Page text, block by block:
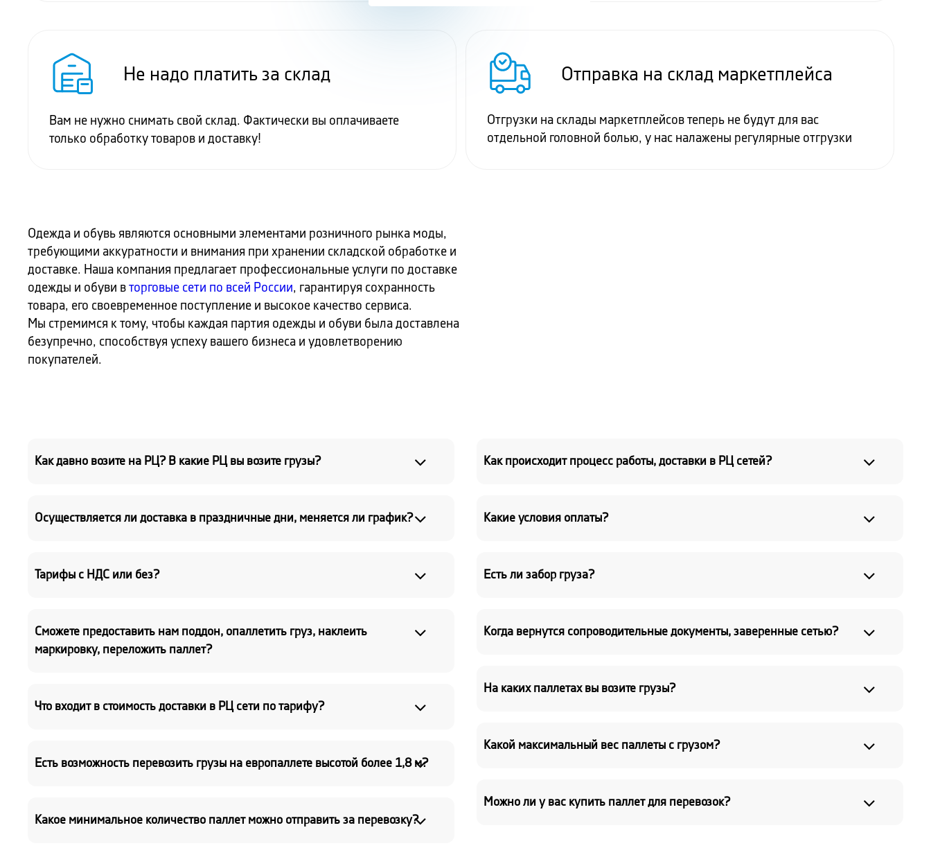
Не надо платить за склад
Вам не нужно снимать свой склад. Фактически вы оплачиваете
только обработку товаров и доставку!
Отправка на склад маркетплейса
Отгрузки на склады маркетплейсов теперь не будут для вас
отдельной головной болью, у нас налажены регулярные отгрузки
Одежда и обувь являются основными элементами розничного рынка моды,
требующими аккуратности и внимания при хранении складской обработке и
доставке. Наша компания предлагает профессиональные услуги по доставке
одежды и обуви в торговые сети по всей России, гарантируя сохранность
товара, его своевременное поступление и высокое качество сервиса.
Мы стремимся к тому, чтобы каждая партия одежды и обуви была доставлена
безупречно, способствуя успеху вашего бизнеса и удовлетворению
покупателей.
Как давно возите на РЦ? В какие РЦ вы возите грузы?
Осуществляется ли доставка в праздничные дни, меняется ли график?
Тарифы с НДС или без?
Сможете предоставить нам поддон, опаллетить груз, наклеить
маркировку, переложить паллет?
Что входит в стоимость доставки в РЦ сети по тарифу?
Есть возможность перевозить грузы на европаллете высотой более 1,8 м?
Какое минимальное количество паллет можно отправить за перевозку?
Как происходит процесс работы, доставки в РЦ сетей?
Какие условия оплаты?
Есть ли забор груза?
Когда вернутся сопроводительные документы, заверенные сетью?
На каких паллетах вы возите грузы?
Какой максимальный вес паллеты с грузом?
Можно ли у вас купить паллет для перевозок?